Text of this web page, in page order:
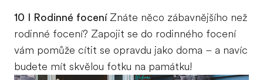
10 I Rodinné foceníZnáte něco zábavnějšího než
rodinné focení? Zapojit se do rodinného focení
vám pomůže cítit se opravdu jako doma – a navíc
budete mít skvělou fotku na památku!